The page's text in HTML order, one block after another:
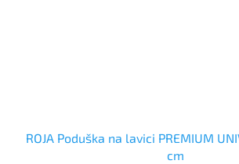
ROJA Poduška na lavici PREMIUM
cm